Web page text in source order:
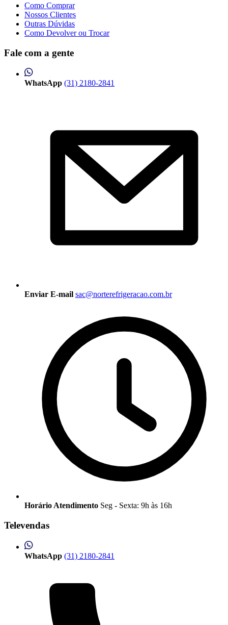
Como Comprar
Nossos Clientes
Outras Dúvidas
Como Devolver ou Trocar
Fale com a gente
WhatsApp (31) 2180-2841
Enviar E-mail sac@norterefrigeracao.com.br
Horário Atendimento Seg - Sexta: 9h às 16h
Televendas
WhatsApp (31) 2180-2841